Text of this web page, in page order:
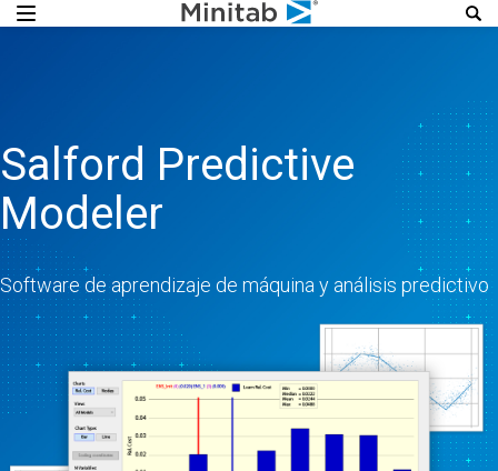
Salford Predictive
Modeler
Software de aprendizaje de máquina y análisis predictivo